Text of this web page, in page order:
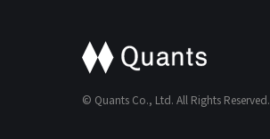
© Quants Co., Ltd. All Rights Reserved.